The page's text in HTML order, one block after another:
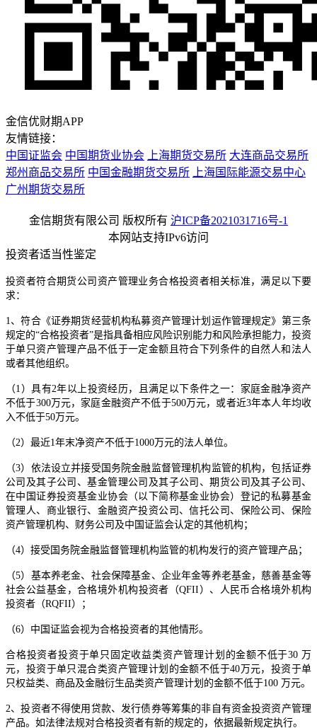
金信优财期APP
友情链接：
中国证监会 中国期货业协会 上海期货交易所 大连商品交易所
郑州商品交易所 中国金融期货交易所
上海国际能源交易中心
广州期货交易所
金信期货有限公司 版权所有 沪ICP备2021031716号-1
本网站支持IPv6访问
投资者适当性鉴定
投资者符合期货公司资产管理业务合格投资者相关标准，满足以下要
求：
1、符合《证券期货经营机构私募资产管理计划运作管理规定》第三条
规定的“合格投资者”是指具备相应风险识别能力和风险承担能力，投资
于单只资产管理产品不低于一定金额且符合下列条件的自然人和法人
或者其他组织。
（1）具有2年以上投资经历，且满足以下条件之一：家庭金融净资产
不低于300万元，家庭金融资产不低于500万元，或者近3年本人年均收
入不低于50万元。
（2）最近1年末净资产不低于1000万元的法人单位。
（3）依法设立并接受国务院金融监督管理机构监管的机构，包括证券
公司及其子公司、基金管理公司及其子公司、期货公司及其子公司、
在中国证券投资基金业协会（以下简称基金业协会）登记的私募基金
管理人、商业银行、金融资产投资公司、信托公司、保险公司、保险
资产管理机构、财务公司及中国证监会认定的其他机构；
（4）接受国务院金融监督管理机构监管的机构发行的资产管理产品；
（5）基本养老金、社会保障基金、企业年金等养老基金，慈善基金等
社会公益基金，合格境外机构投资者（QFII）、人民币合格境外机构
投资者（RQFII）；
（6）中国证监会视为合格投资者的其他情形。
合格投资者投资于单只固定收益类资产管理计划的金额不低于30 万
元，投资于单只混合类资产管理计划的金额不低于40万元，投资于单
只权益类、商品及金融衍生品类资产管理计划的金额不低于100 万元。
2、投资者不得使用贷款、发行债券等筹集的非自有资金投资资产管理
产品。如法律法规对合格投资者有新的规定的，依据最新规定执行。